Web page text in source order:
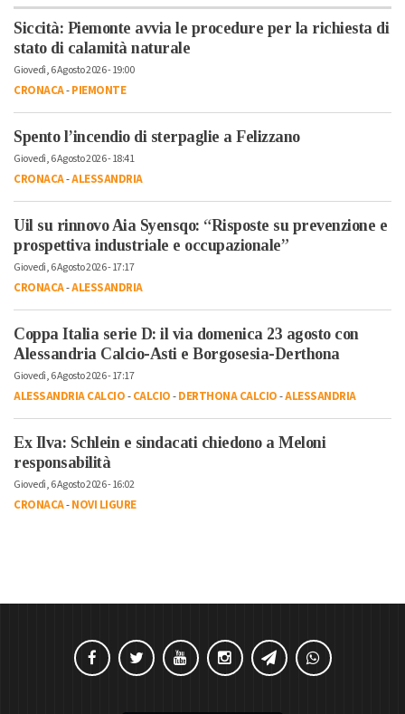
Siccità: Piemonte avvia le procedure per la richiesta di
stato di calamità naturale
Giovedì, 6 Agosto 2026 - 19:00
CRONACA-PIEMONTE
Spento l’incendio di sterpaglie a Felizzano
Giovedì, 6 Agosto 2026 - 18:41
CRONACA-ALESSANDRIA
Uil su rinnovo Aia Syensqo: “Risposte su prevenzione e
prospettiva industriale e occupazionale”
Giovedì, 6 Agosto 2026 - 17:17
CRONACA-ALESSANDRIA
Coppa Italia serie D: il via domenica 23 agosto con
Alessandria Calcio-Asti e Borgosesia-Derthona
Giovedì, 6 Agosto 2026 - 17:17
ALESSANDRIA CALCIO-CALCIO-DERTHONA CALCIO-ALESSANDRIA
Ex Ilva: Schlein e sindacati chiedono a Meloni
responsabilità
Giovedì, 6 Agosto 2026 - 16:02
CRONACA-NOVI LIGURE